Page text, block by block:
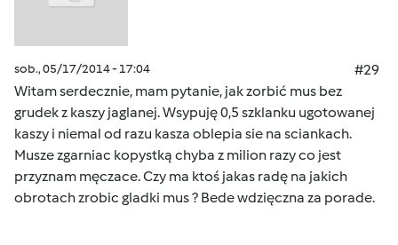
sob., 05/17/2014 - 17:04
#29
Witam serdecznie, mam pytanie, jak zorbić mus bez
grudek z kaszy jaglanej. Wsypuję 0,5 szklanku ugotowanej
kaszy i niemal od razu kasza oblepia sie na sciankach.
Musze zgarniac kopystką chyba z milion razy co jest
przyznam męczace. Czy ma ktoś jakas radę na jakich
obrotach zrobic gladki mus ? Bede wdzięczna za porade.